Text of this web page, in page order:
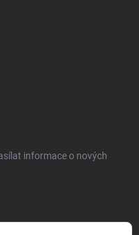
informace o nových